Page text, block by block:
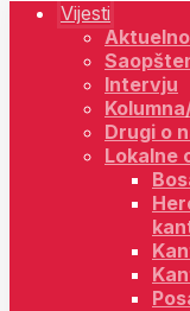
Vijesti
Intervju
Drugi o
Lokalne